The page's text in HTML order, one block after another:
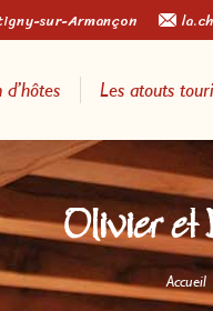
sur-Armançon
Les atouts
Olivier et
Vous
Accueil